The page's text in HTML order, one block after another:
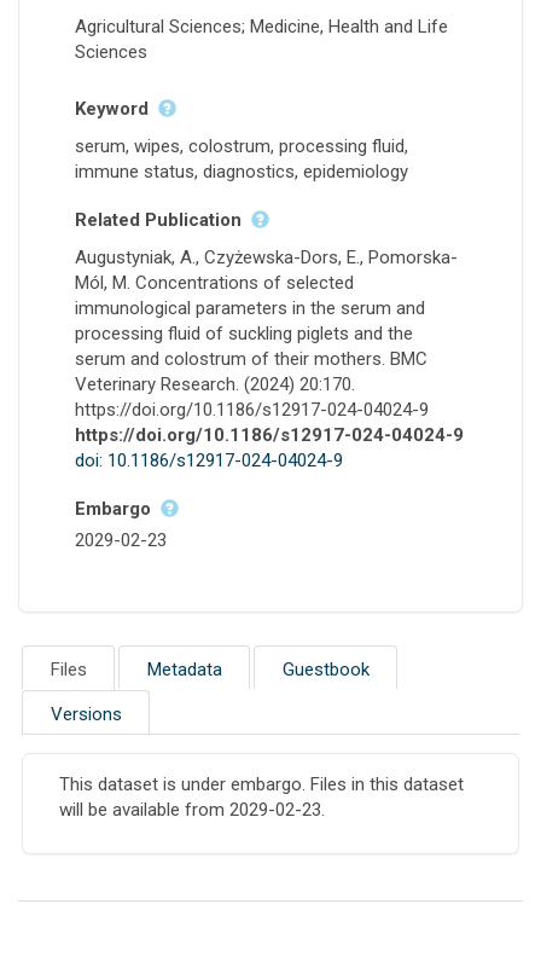
Agricultural Sciences; Medicine, Health and Life
Sciences
Keyword
serum, wipes, colostrum, processing fluid,
immune status, diagnostics, epidemiology
Related Publication
Augustyniak, A., Czyżewska-Dors, E., Pomorska-
Mól, M. Concentrations of selected
immunological parameters in the serum and
processing fluid of suckling piglets and the
serum and colostrum of their mothers. BMC
Veterinary Research. (2024) 20:170.
https://doi.org/10.1186/s12917-024-04024-9
https://doi.org/10.1186/s12917-024-04024-9
doi: 10.1186/s12917-024-04024-9
Embargo
2029-02-23
Files Metadata Guestbook
Versions
This dataset is under embargo. Files in this dataset
will be available from 2029-02-23.